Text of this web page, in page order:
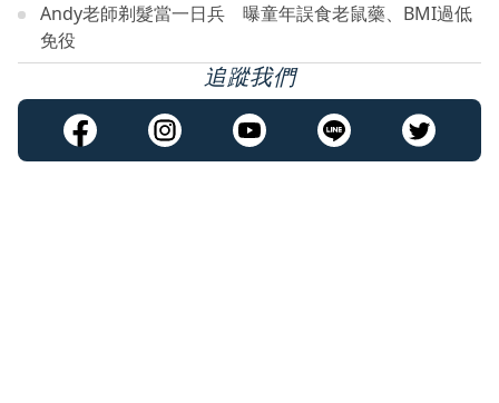
Andy老師剃髮當一日兵 曝童年誤食老鼠藥、BMI過低
免役
追蹤我們